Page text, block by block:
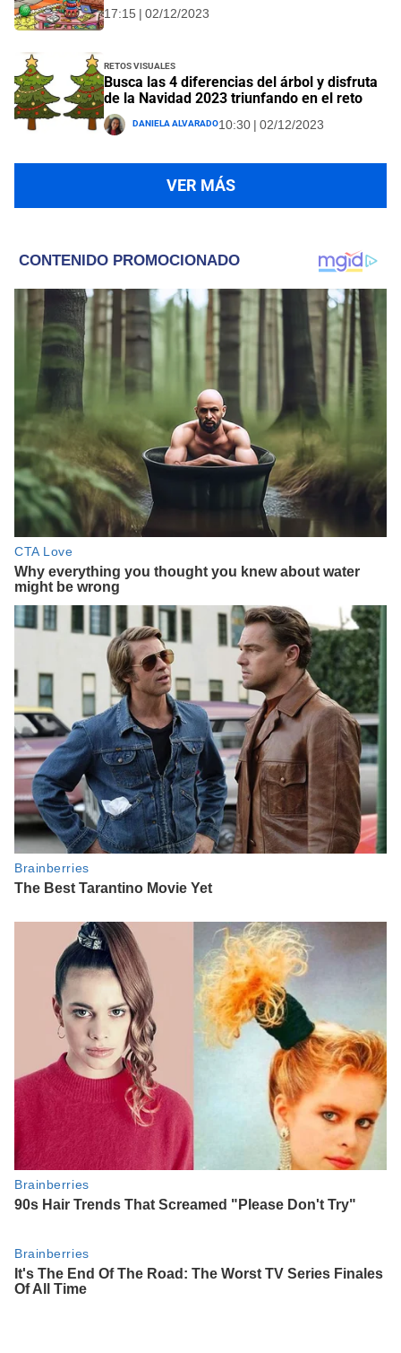
17:15 | 02/12/2023
Retos visuales
Busca las 4 diferencias del árbol y disfruta
de la Navidad 2023 triunfando en el reto
Daniela Alvarado10:30 | 02/12/2023
VER MÁS